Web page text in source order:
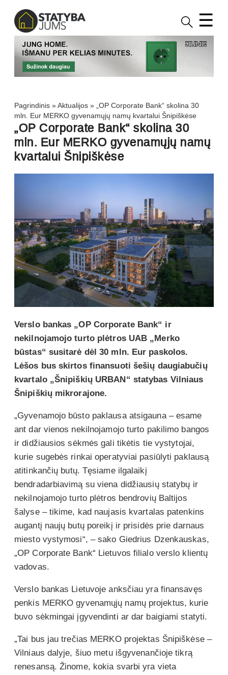
☰
Pagrindinis »Aktualijos » „OP Corporate Bank“ skolina 30
mln. Eur MERKO gyvenamųjų namų kvartalui Šnipiškėse
„OP Corporate Bank“ skolina 30
mln. Eur MERKO gyvenamųjų namų
kvartalui Šnipiškėse
Verslo bankas „OP Corporate Bank“ ir
nekilnojamojo turto plėtros UAB „Merko
būstas“ susitarė dėl 30 mln. Eur paskolos.
Lėšos bus skirtos finansuoti šešių daugiabučių
kvartalo „Šnipiškių URBAN“ statybas Vilniaus
Šnipiškių mikrorajone.
„Gyvenamojo būsto paklausa atsigauna – esame
ant dar vienos nekilnojamojo turto pakilimo bangos
ir didžiausios sėkmės gali tikėtis tie vystytojai,
kurie sugebės rinkai operatyviai pasiūlyti paklausą
atitinkančių butų. Tęsiame ilgalaikį
bendradarbiavimą su viena didžiausių statybų ir
nekilnojamojo turto plėtros bendrovių Baltijos
šalyse – tikime, kad naujasis kvartalas patenkins
augantį naujų butų poreikį ir prisidės prie darnaus
miesto vystymosi“, – sako Giedrius Dzenkauskas,
„OP Corporate Bank“ Lietuvos filialo verslo klientų
vadovas.
Verslo bankas Lietuvoje anksčiau yra finansavęs
penkis MERKO gyvenamųjų namų projektus, kurie
buvo sėkmingai įgyvendinti ar dar baigiami statyti.
„Tai bus jau trečias MERKO projektas Šnipiškėse –
Vilniaus dalyje, šiuo metu išgyvenančioje tikrą
renesansą. Žinome, kokia svarbi yra vieta